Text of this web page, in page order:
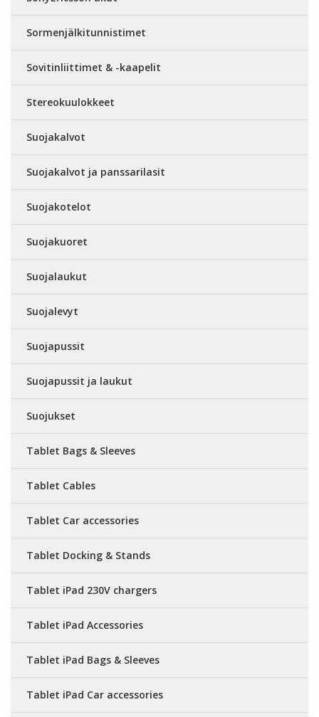
Sormenjälkitunnistimet
Sovitinliittimet & -kaapelit
Stereokuulokkeet
Suojakalvot
Suojakalvot ja panssarilasit
Suojakotelot
Suojakuoret
Suojalaukut
Suojalevyt
Suojapussit
Suojapussit ja laukut
Suojukset
Tablet Bags & Sleeves
Tablet Cables
Tablet Car accessories
Tablet Docking & Stands
Tablet iPad 230V chargers
Tablet iPad Accessories
Tablet iPad Bags & Sleeves
Tablet iPad Car accessories